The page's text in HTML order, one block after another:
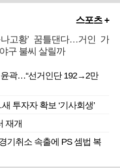
스포츠 +
나고황’ 꿈틀댄다…거인 가
구 불씨 살릴까
곽…“선거인단 192→2만
투자자 확보 ‘기사회생’
재개
기취소 속출에 PS 셈법 복